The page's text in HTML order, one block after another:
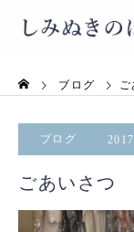
ブログ ご
ブログ
ごあいさつ